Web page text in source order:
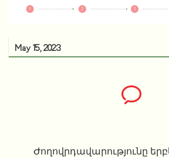
May 15, 2023
Ժողովրդավարությունը